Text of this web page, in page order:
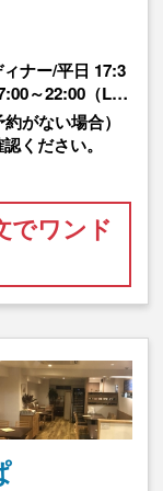
ナー/平日 17:3
～22:00（L…
がない場合）
ください。
でワンド